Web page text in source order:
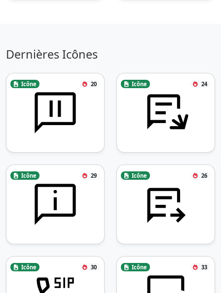
Dernières Icônes
Icône 20 Icône 24
Icône 29 Icône 26
Icône 30 Icône 33